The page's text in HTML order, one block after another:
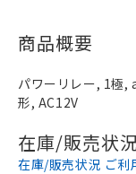
商品概要
パワーリレー, 1極,
形, AC12V
在庫/販売状
在庫/販売状況 ご利